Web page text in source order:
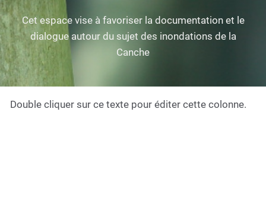
Cet espace vise à favoriser la documentation et le
dialogue autour du sujet des inondations de la
Canche
Double cliquer sur ce texte pour éditer cette colonne.